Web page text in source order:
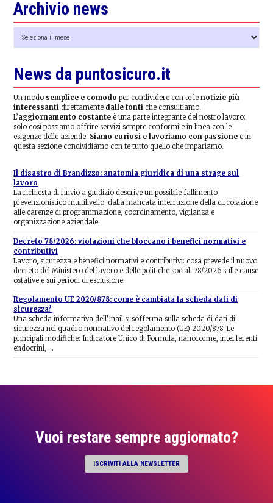
Archivio news
news
News da puntosicuro.it
Un modo semplice e comodo per condividere con te lenotizie più
interessanti direttamente dalle fonti che consultiamo.
L’aggiornamento costante è una parte integrante del nostro lavoro:
solo così possiamo offrire servizi sempre conformi e in linea con le
esigenze delle aziende. Siamo curiosi e lavoriamo con passione e in
questa sezione condividiamo con te tutto quello che impariamo.
Il disastro di Brandizzo: anatomia giuridica di una strage sul
lavoro
La richiesta di rinvio a giudizio descrive un possibile fallimento
prevenzionistico multilivello: dalla mancata interruzione della circolazione
alle carenze di programmazione, coordinamento, vigilanza e
organizzazione aziendale.
Decreto 78/2026: violazioni che bloccano i benefici normativi e
contributivi
Lavoro, sicurezza e benefici normativi e contributivi: cosa prevede il nuovo
decreto del Ministero del lavoro e delle politiche sociali 78/2026 sulle cause
ostative e sui periodi di esclusione.
Regolamento UE 2020/878: come è cambiata la scheda dati di
sicurezza?
Una scheda informativa dell'Inail si sofferma sulla scheda di dati di
sicurezza nel quadro normativo del regolamento (UE) 2020/878. Le
principali modifiche: Indicatore Unico di Formula, nanoforme, interferenti
endocrini, …
Vuoi restare sempre aggiornato?
ISCRIVITI ALLA NEWSLETTER